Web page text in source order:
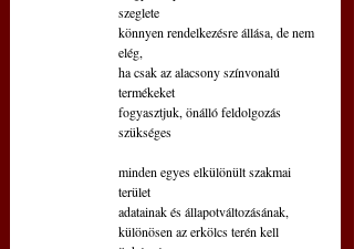
szeglete
könnyen rendelkezésre állása, de nem
elég,
ha csak az alacsony színvonalú
termékeket
fogyasztjuk, önálló feldolgozás
szükséges
minden egyes elkülönült szakmai
terület
adatainak és állapotváltozásának,
különösen az erkölcs terén kell